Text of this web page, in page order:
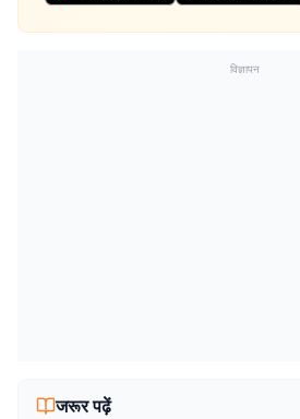
विज्ञापन
जरूर पढ़ें